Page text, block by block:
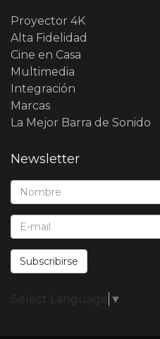
Proyector 4K
Alta Fidelidad
Cine en Casa
Multimedia
Integración
Marcas
La Mejor Barra de Sonido
Newsletter
Nombre*:
E-Mail*:
Subscribirse
Select Language ▼